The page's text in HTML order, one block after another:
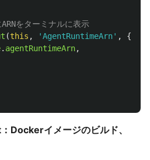
をターミナルに表示
(this , 'AgentRuntimeArn' ,
{
. agentRuntimeArn,
イメージのビルド、